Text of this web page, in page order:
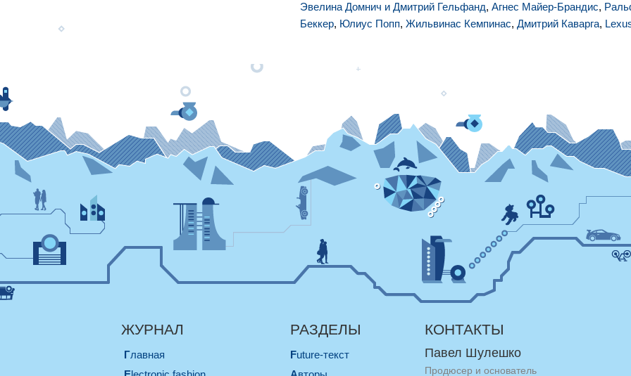
Эвелина Домнич и Дмитрий Гельфанд, Агнес Майер-Брандис,
Беккер, Юлиус Попп, Жильвинас Кемпинас, Дмитрий Каварга,
ЖУРНАЛ
Главная
РАЗДЕЛЫ
Future-текст
КОНТАКТЫ
Павел Шулешко
Продюсер и основатель